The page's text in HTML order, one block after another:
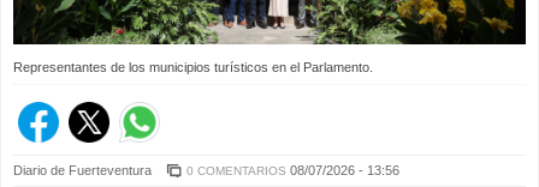
Representantes de los municipios turísticos en el Parlamento.
Diario de Fuerteventura 0 COMENTARIOS 08/07/2026 - 13:56